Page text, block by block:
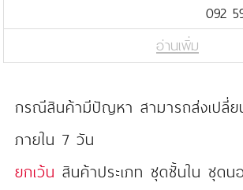
092
อ่านเพิ่ม
กรณีสินค้ามีปัญหา สามารถส่งเปลี่
ภายใน 7 วัน
ยกเว้น สินค้าประเภท ชุดชั้นใน ชุด